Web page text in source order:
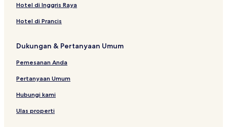
Hotel di Inggris Raya
Hotel di Prancis
Dukungan & Pertanyaan Umum
Pemesanan Anda
Pertanyaan Umum
Hubungi kami
Ulas properti